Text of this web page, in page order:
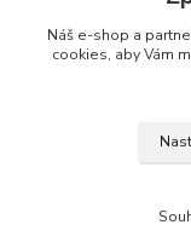
©
Náš e-shop a
cookies, aby Vám